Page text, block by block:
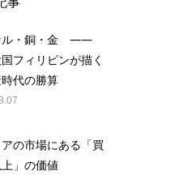
ル・銅・金 ——
フィリピンが描く
代の勝算
の市場にある「買
」の価値